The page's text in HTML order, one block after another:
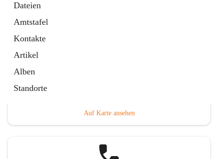
Dateien
Amtstafel
Kontakte
Artikel
Alben
Standorte
Auf Karte ansehen